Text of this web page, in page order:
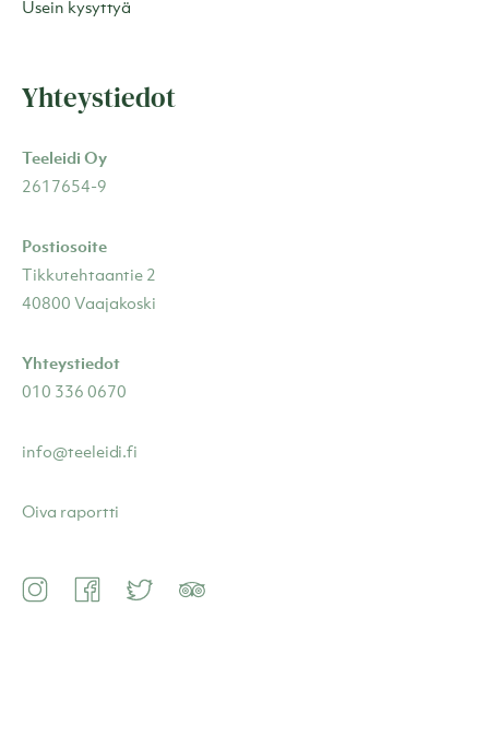
Usein kysyttyä
Yhteystiedot
Teeleidi Oy
2617654-9
Postiosoite
Tikkutehtaantie 2
40800 Vaajakoski
Yhteystiedot
010 336 0670
info@teeleidi.fi
Oiva raportti
InstagramFacebookTwitter TripAdvisor